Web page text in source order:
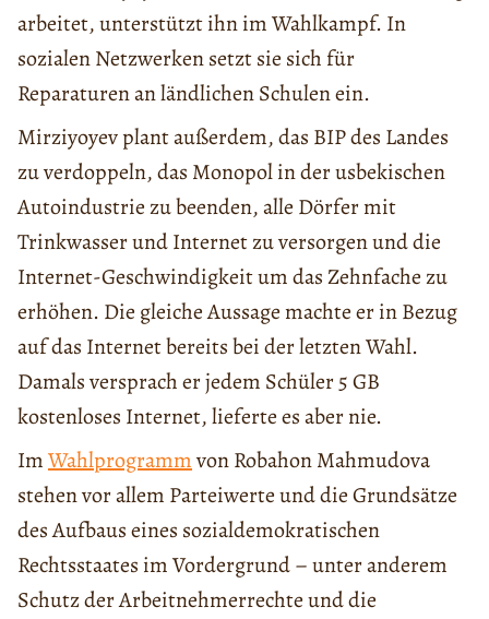
arbeitet, unterstützt ihn im Wahlkampf. In
sozialen Netzwerken setzt sie sich für
Reparaturen an ländlichen Schulen ein.
Mirziyoyev plant außerdem, das BIP des Landes
zu verdoppeln, das Monopol in der usbekischen
Autoindustrie zu beenden, alle Dörfer mit
Trinkwasser und Internet zu versorgen und die
Internet-Geschwindigkeit um das Zehnfache zu
erhöhen. Die gleiche Aussage machte er in Bezug
auf das Internet bereits bei der letzten Wahl.
Damals versprach er jedem Schüler 5 GB
kostenloses Internet, lieferte es aber nie.
ImWahlprogrammvon Robahon Mahmudova
stehen vor allem Parteiwerte und die Grundsätze
des Aufbaus eines sozialdemokratischen
Rechtsstaates im Vordergrund – unter anderem
Schutz der Arbeitnehmerrechte und die